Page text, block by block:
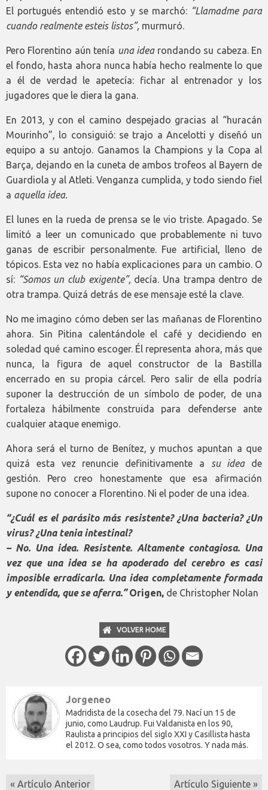
El portugués entendió esto y se marchó: “Llamadme para
cuando realmente esteis listos”, murmuró.
Pero Florentino aún tenía una idearondando su cabeza. En
el fondo, hasta ahora nunca había hecho realmente lo que
a él de verdad le apetecía: fichar al entrenador y los
jugadores que le diera la gana.
En 2013, y con el camino despejado gracias al “huracán
Mourinho”, lo consiguió: se trajo a Ancelotti y diseñó un
equipo a su antojo. Ganamos la Champions y la Copa al
Barça, dejando en la cuneta de ambos trofeos al Bayern de
Guardiola y al Atleti. Venganza cumplida, y todo siendo fiel
a aquella idea.
El lunes en la rueda de prensa se le vio triste. Apagado. Se
limitó a leer un comunicado que probablemente ni tuvo
ganas de escribir personalmente. Fue artificial, lleno de
tópicos. Esta vez no había explicaciones para un cambio. O
sí: “Somos un club exigente”, decía. Una trampa dentro de
otra trampa. Quizá detrás de ese mensaje esté la clave.
No me imagino cómo deben ser las mañanas de Florentino
ahora. Sin Pitina calentándole el café y decidiendo en
soledad qué camino escoger. Él representa ahora, más que
nunca, la figura de aquel constructor de la Bastilla
encerrado en su propia cárcel. Pero salir de ella podría
suponer la destrucción de un símbolo de poder, de una
fortaleza hábilmente construida para defenderse ante
cualquier ataque enemigo.
Ahora será el turno de Benítez, y muchos apuntan a que
quizá esta vez renuncie definitivamente a su ideade
gestión. Pero creo honestamente que esa afirmación
supone no conocer a Florentino. Ni el poder de una idea.
“¿Cuál es el parásito más resistente? ¿Una bacteria? ¿Un
virus? ¿Una tenia intestinal?
– No. Una idea. Resistente. Altamente contagiosa. Una
vez que una idea se ha apoderado del cerebro es casi
imposible erradicarla. Una idea completamente formada
y entendida, que se aferra.”Origen, de Christopher Nolan
VOLVER HOME
Jorgeneo
Madridista de la cosecha del 79. Nací un 15 de
junio, como Laudrup. Fui Valdanista en los 90,
Raulista a principios del siglo XXI y Casillista hasta
el 2012. O sea, como todos vosotros. Y nada más.
« Artículo Anterior Artículo Siguiente »